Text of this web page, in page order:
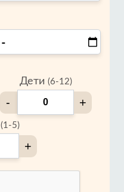
Дети (6-12)
- +
(1-5)
+